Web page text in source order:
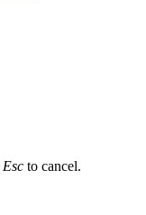
Esc to cancel.